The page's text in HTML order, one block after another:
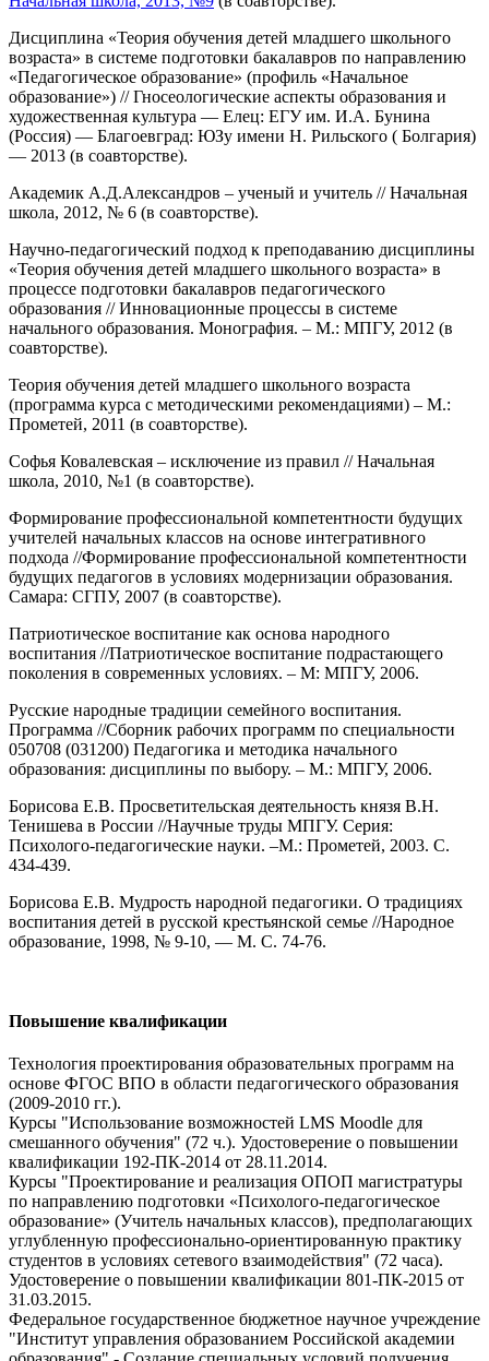
Дисциплина «Теория обучения детей младшего школьного
возраста» в системе подготовки бакалавров по направлению
«Педагогическое образование» (профиль «Начальное
образование») // Гносеологические аспекты образования и
художественная культура — Елец: ЕГУ им. И.А. Бунина
(Россия) — Благоевград: ЮЗу имени Н. Рильского ( Болгария)
— 2013 (в соавторстве).
Академик А.Д.Александров – ученый и учитель // Начальная
школа, 2012, № 6 (в соавторстве).
Научно-педагогический подход к преподаванию дисциплины
«Теория обучения детей младшего школьного возраста» в
процессе подготовки бакалавров педагогического
образования // Инновационные процессы в системе
начального образования. Монография. – М.: МПГУ, 2012 (в
соавторстве).
Теория обучения детей младшего школьного возраста
(программа курса с методическими рекомендациями) – М.:
Прометей, 2011 (в соавторстве).
Софья Ковалевская – исключение из правил // Начальная
школа, 2010, №1 (в соавторстве).
Формирование профессиональной компетентности будущих
учителей начальных классов на основе интегративного
подхода //Формирование профессиональной компетентности
будущих педагогов в условиях модернизации образования.
Самара: СГПУ, 2007 (в соавторстве).
Патриотическое воспитание как основа народного
воспитания //Патриотическое воспитание подрастающего
поколения в современных условиях. – М: МПГУ, 2006.
Русские народные традиции семейного воспитания.
Программа //Сборник рабочих программ по специальности
050708 (031200) Педагогика и методика начального
образования: дисциплины по выбору. – М.: МПГУ, 2006.
Борисова Е.В. Просветительская деятельность князя В.Н.
Тенишева в России //Научные труды МПГУ. Серия:
Психолого-педагогические науки. –М.: Прометей, 2003. С.
434-439.
Борисова Е.В. Мудрость народной педагогики. О традициях
воспитания детей в русской крестьянской семье //Народное
образование, 1998, № 9-10, — М. С. 74-76.
Повышение квалификации
Технология проектирования образовательных программ на
основе ФГОС ВПО в области педагогического образования
(2009-2010 гг.).
Курсы "Использование возможностей LMS Moodle для
смешанного обучения" (72 ч.). Удостоверение о повышении
квалификации 192-ПК-2014 от 28.11.2014.
Курсы "Проектирование и реализация ОПОП магистратуры
по направлению подготовки «Психолого-педагогическое
образование» (Учитель начальных классов), предполагающих
углубленную профессионально-ориентированную практику
студентов в условиях сетевого взаимодействия" (72 часа).
Удостоверение о повышении квалификации 801-ПК-2015 от
31.03.2015.
Федеральное государственное бюджетное научное учреждение
"Институт управления образованием Российской академии